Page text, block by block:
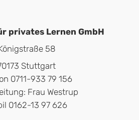
privates Lernen GmbH
58
Stuttgart
0711-933 79 156
Frau Westrup
0162-13 97 626